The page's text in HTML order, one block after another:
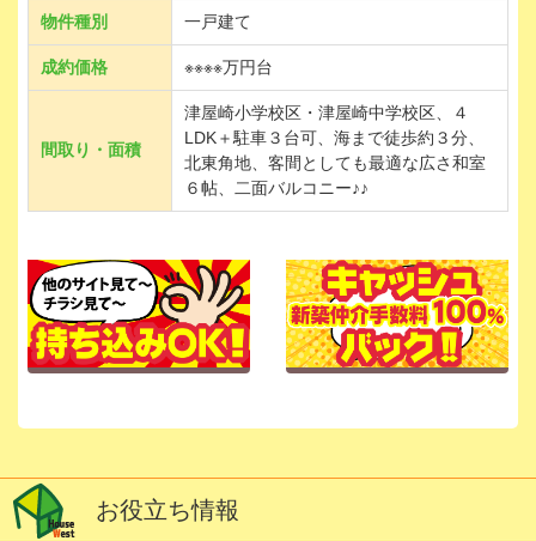
物件種別 一戸建て
成約価格 ※※※※万円台
間取り・面積
津屋崎小学校区・津屋崎中学校区、４
LDK＋駐車３台可、海まで徒歩約３分、
北東角地、客間としても最適な広さ和室
６帖、二面バルコニー♪♪
お役立ち情報